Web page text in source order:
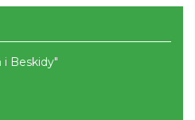
2026-08-16
Beskidy"